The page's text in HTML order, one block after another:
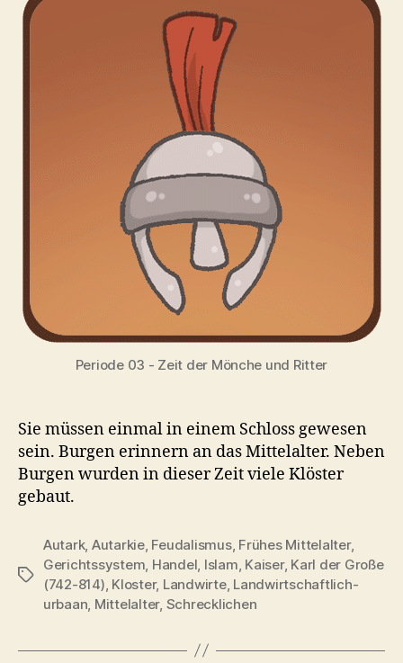
Periode 03 - Zeit der Mönche und Ritter
Sie müssen einmal in einem Schloss gewesen
sein. Burgen erinnern an das Mittelalter. Neben
Burgen wurden in dieser Zeit viele Klöster
gebaut.
Schlagwörter
Autark, Autarkie, Feudalismus, Frühes Mittelalter,
Gerichtssystem Handel Islam Kaiser, Karl der Große
(742-814) Kloster, Landwirte, Landwirtschaftlich-
urbaan Mittelalter, Schrecklichen